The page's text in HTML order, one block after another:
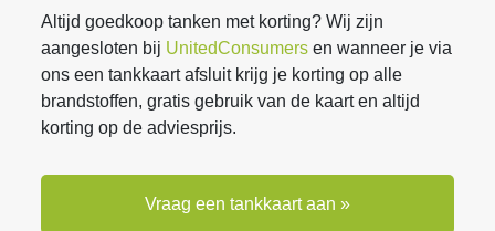
Altijd goedkoop tanken met korting? Wij zijn
aangesloten bij UnitedConsumers en wanneer je via
ons een tankkaart afsluit krijg je korting op alle
brandstoffen, gratis gebruik van de kaart en altijd
korting op de adviesprijs.
Vraag een tankkaart aan »